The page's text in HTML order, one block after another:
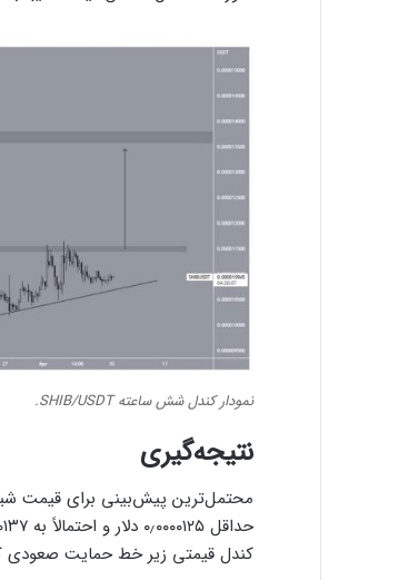
نمودار کندل شش ساعته SHIB/USDT.
نتیجه‌گیری
محتمل‌ترین پیش‌بینی برای قیمت
کندل قیمتی زیر خط حمایت صعودی